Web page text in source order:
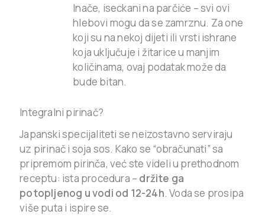
Inače, iseckani na parčiće – svi ovi
hlebovi mogu da se zamrznu. Za one
koji su na nekoj dijeti ili vrsti ishrane
koja uključuje i žitarice u manjim
količinama, ovaj podatak može da
bude bitan.
Integralni pirinač?
Japanski specijaliteti se neizostavno serviraju
uz pirinač i soja sos. Kako se “obračunati” sa
pripremom pirinča, već ste videli u prethodnom
receptu: ista procedura – držite ga
potopljenog u vodi od 12-24h. Voda se prosipa
više puta i ispire se.